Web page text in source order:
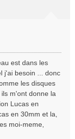
est dans les
j'ai besoin ... donc
les disques
m'ont donne la
Lucas en
en 30mm et la,
moi-meme,